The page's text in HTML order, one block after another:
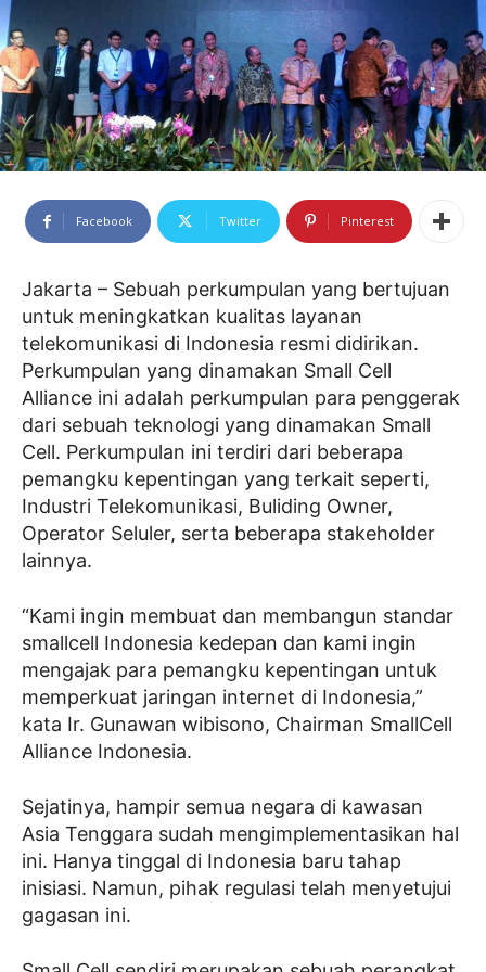
Facebook Twitter Pinterest
Jakarta – Sebuah perkumpulan yang bertujuan
untuk meningkatkan kualitas layanan
telekomunikasi di Indonesia resmi didirikan.
Perkumpulan yang dinamakan Small Cell
Alliance ini adalah perkumpulan para penggerak
dari sebuah teknologi yang dinamakan Small
Cell. Perkumpulan ini terdiri dari beberapa
pemangku kepentingan yang terkait seperti,
Industri Telekomunikasi, Buliding Owner,
Operator Seluler, serta beberapa stakeholder
lainnya.
“Kami ingin membuat dan membangun standar
smallcell Indonesia kedepan dan kami ingin
mengajak para pemangku kepentingan untuk
memperkuat jaringan internet di Indonesia,”
kata Ir. Gunawan wibisono, Chairman SmallCell
Alliance Indonesia.
Sejatinya, hampir semua negara di kawasan
Asia Tenggara sudah mengimplementasikan hal
ini. Hanya tinggal di Indonesia baru tahap
inisiasi. Namun, pihak regulasi telah menyetujui
gagasan ini.